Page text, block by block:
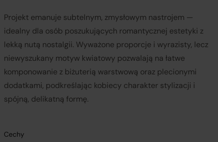
Projekt emanuje subtelnym, zmysłowym nastrojem —
idealny dla osób poszukujących romantycznej estetyki z
lekką nutą nostalgii. Wyważone proporcje i wyrazisty, lecz
niewyszukany motyw kwiatowy pozwalają na łatwe
komponowanie z biżuterią warstwową oraz plecionymi
dodatkami, podkreślając kobiecy charakter stylizacji i
spójną, delikatną formę.
Cechy